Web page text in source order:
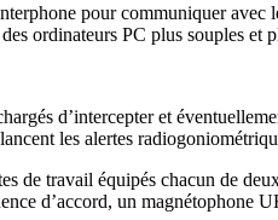
pour communiquer
ordinateurs PC plus souples et
d’intercepter et
les alertes
de travail équipés chacun de
d’accord, un magnétophone